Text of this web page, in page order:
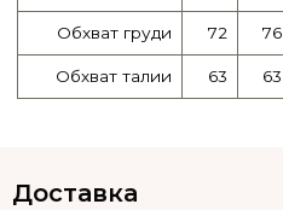
Обхват груди 72 76
Обхват талии 63 63
Доставка